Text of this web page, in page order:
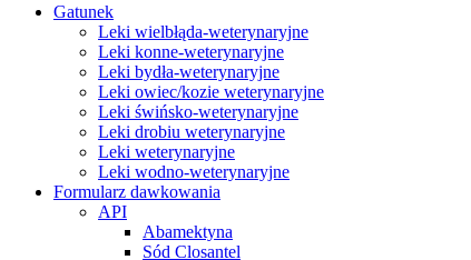
Gatunek
Leki wielbłąda-weterynaryjne
Leki konne-weterynaryjne
Leki bydła-weterynaryjne
Leki owiec/kozie weterynaryjne
Leki świńsko-weterynaryjne
Leki drobiu weterynaryjne
Leki weterynaryjne
Leki wodno-weterynaryjne
Formularz dawkowania
API
Abamektyna
Sód Closantel